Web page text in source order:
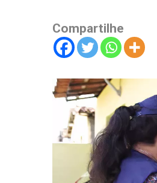
Compartilhe